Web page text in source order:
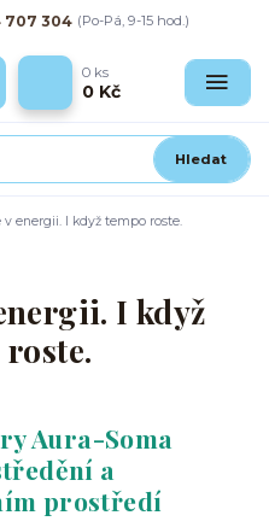
Hledat
707 304 (Po-Pá, 9-15 hod.)
0 ks
0 Kč
v energii. I když tempo roste.
I když
Aura-Soma
a
prostředí